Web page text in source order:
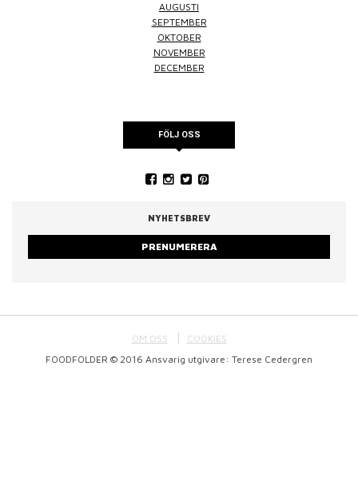
AUGUSTI
SEPTEMBER
OKTOBER
NOVEMBER
DECEMBER
FÖLJ OSS
NYHETSBREV
PRENUMERERA
OM OSS
COOKIES
FOODFOLDER © 2016 Ansvarig utgivare: Terese Cedergren